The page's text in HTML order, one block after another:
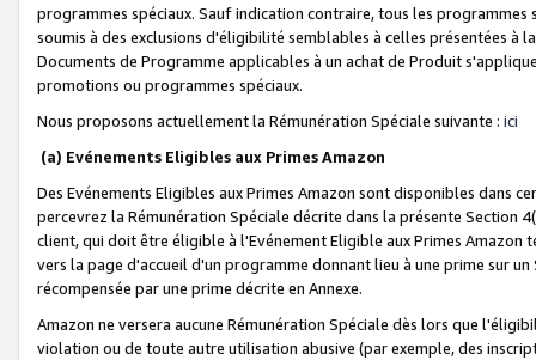
programmes spéciaux. Sauf indication contraire, tous les
soumis à des exclusions d'éligibilité semblables à celles présentées à
Documents de Programme applicables à un achat de Produit
promotions ou programmes spéciaux.
Nous proposons actuellement la Rémunération Spéciale suivante : ici
(a) Evénements Eligibles aux Primes Amazon
Des Evénements Eligibles aux Primes Amazon sont disponibles dans
percevrez la Rémunération Spéciale décrite dans la présente Section
client, qui doit être éligible à l'Evénement Eligible aux Primes Amazon
vers la page d'accueil d'un programme donnant lieu à une prime sur
récompensée par une prime décrite en Annexe.
Amazon ne versera aucune Rémunération Spéciale dès lors que
violation ou de toute autre utilisation abusive (par exemple, des